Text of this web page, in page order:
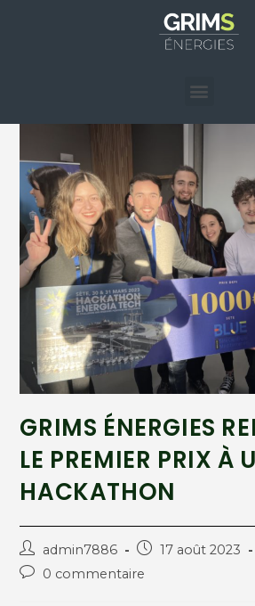
GRIMS ÉNERGIES
LE PREMIER PRIX À
HACKATHON
admin7886 17 août 2023
0 commentaire